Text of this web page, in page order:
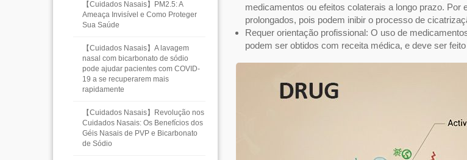
【Cuidados Nasais】PM2.5: A
Ameaça Invisível e Como Proteger
Sua Saúde
【Cuidados Nasais】A lavagem
nasal com bicarbonato de sódio
pode ajudar pacientes com COVID-
19 a se recuperarem mais
rapidamente
【Cuidados Nasais】Revolução nos
Cuidados Nasais: Os Benefícios dos
Géis Nasais de PVP e Bicarbonato
de Sódio
medicamentos ou efeitos colaterais a longo prazo.
prolongados, pois podem inibir o processo de
Requer orientação profissional: O uso de
podem ser obtidos com receita médica, e deve ser